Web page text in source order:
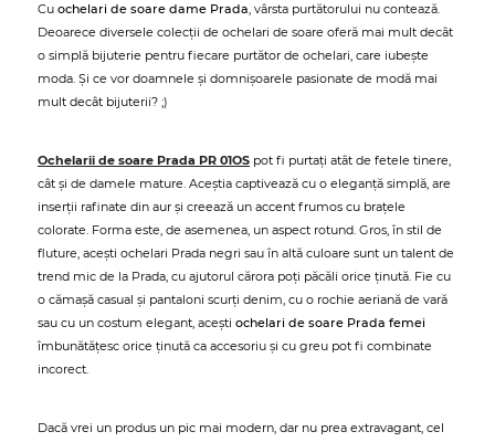
Cu ochelari de soare dame Prada, vârsta purtătorului nu contează.
Deoarece diversele colecții de ochelari de soare oferă mai mult decât
o simplă bijuterie pentru fiecare purtător de ochelari, care iubește
moda. Și ce vor doamnele și domnișoarele pasionate de modă mai
mult decât bijuterii? ;)
Ochelarii de soare Prada PR 01OS pot fi purtați atât de fetele tinere,
cât și de damele mature. Aceștia captivează cu o eleganță simplă, are
inserții rafinate din aur și creează un accent frumos cu brațele
colorate. Forma este, de asemenea, un aspect rotund. Gros, în stil de
fluture, acești ochelari Prada negri sau în altă culoare sunt un talent de
trend mic de la Prada, cu ajutorul cărora poți păcăli orice ținută. Fie cu
o cămașă casual și pantaloni scurți denim, cu o rochie aeriană de vară
sau cu un costum elegant, acești ochelari de soare Prada femei
îmbunătățesc orice ținută ca accesoriu și cu greu pot fi combinate
incorect.
Dacă vrei un produs un pic mai modern, dar nu prea extravagant, cel